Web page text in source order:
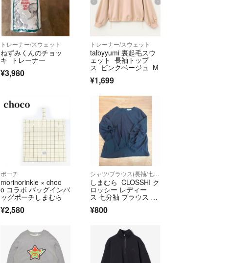
トレーナー/スウェット
ねずみくんのチョッ
キ トレーナー
¥3,980
トレーナー/スウェット
talbyyumi 裏起毛スウ
ェット 長袖トップ
ス ピンクベージュ M
¥1,699
ポーチ
morinorinkle × choc
o コラボ バッグインバ
ッグポーチしまむら
¥2,580
しまむら CLOSSHI ク
ロッシー レディー
ス 七分袖 ブラウス ネ
¥800